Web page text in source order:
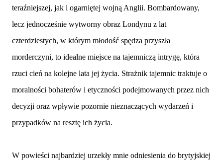
teraźniejszej, jak i ogarniętej wojną Anglii. Bombardowany,
lecz jednocześnie wytworny obraz Londynu z lat
czterdziestych, w którym młodość spędza przyszła
morderczyni, to idealne miejsce na tajemniczą intrygę, która
rzuci cień na kolejne lata jej życia. Strażnik tajemnic traktuje o
moralności bohaterów i etyczności podejmowanych przez nich
decyzji oraz wpływie pozornie nieznaczących wydarzeń i
przypadków na resztę ich życia.
W powieści najbardziej urzekły mnie odniesienia do brytyjskiej